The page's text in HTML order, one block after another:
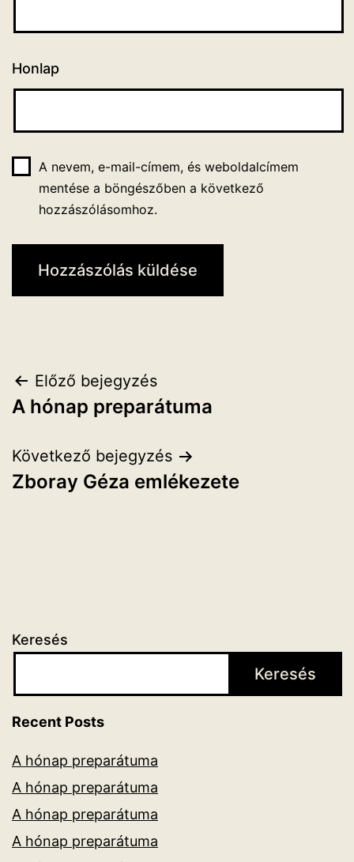
Honlap
A nevem, e-mail-címem, és weboldalcímem
mentése a böngészőben a következő
hozzászólásomhoz.
Bejegyzés
navigáció
Előző bejegyzés
A hónap preparátuma
Következő bejegyzés
Zboray Géza emlékezete
Keresés
Keresés
Recent Posts
A hónap preparátuma
A hónap preparátuma
A hónap preparátuma
A hónap preparátuma